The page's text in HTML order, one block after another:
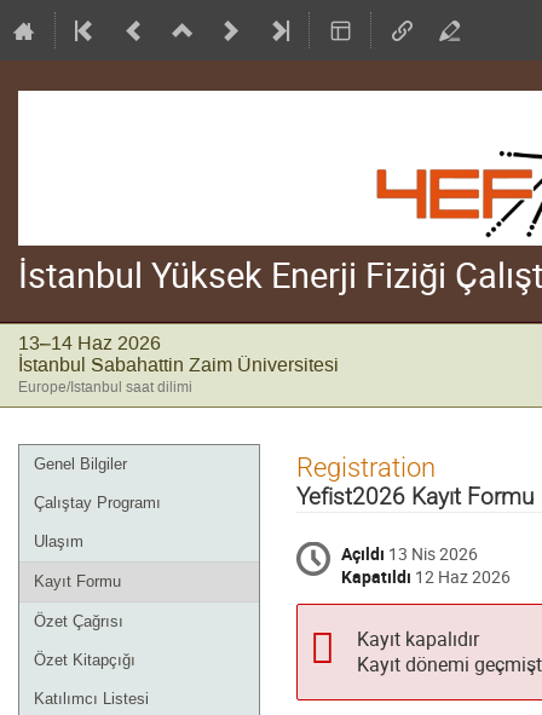
İstanbul Yüksek Enerji Fiziği
13–14 Haz 2026
İstanbul Sabahattin Zaim Üniversitesi
Europe/Istanbul saat dilimi
Event
menu
Genel Bilgiler
Çalıştay Programı
Ulaşım
Kayıt Formu
Özet Çağrısı
Özet Kitapçığı
Katılımcı Listesi
Registration
Yefist2026 Kayıt Formu
Açıldı 13 Nis 2026
Kapatıldı 12 Haz 2026
Kayıt kapalıdır
Kayıt dönemi